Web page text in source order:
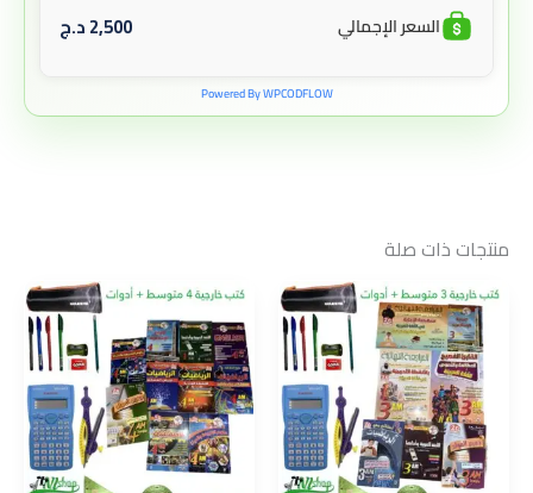
السعر الإجمالي 2,500د.ج
Powered By WPCODFLOW
منتجات ذات صلة